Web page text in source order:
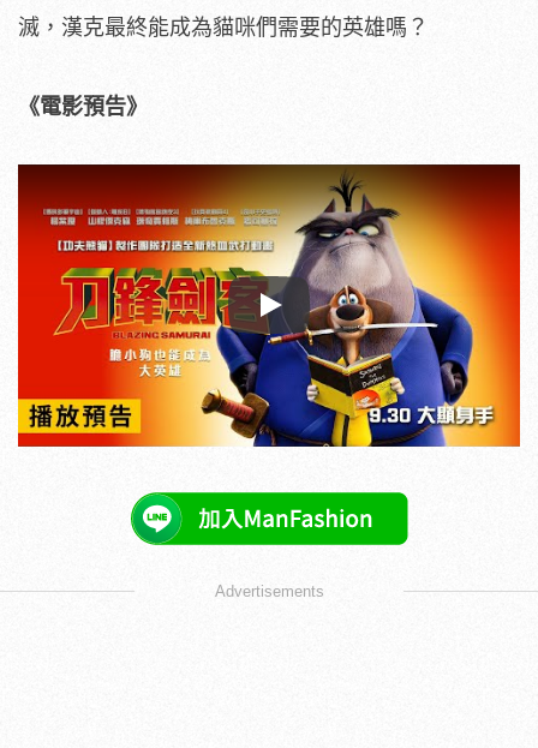
滅， 漢克最終能成為貓咪們需要的英雄嗎？
《電影預告》
Play
Advertisements